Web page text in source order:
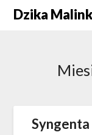
SkipDzika
Syngenta